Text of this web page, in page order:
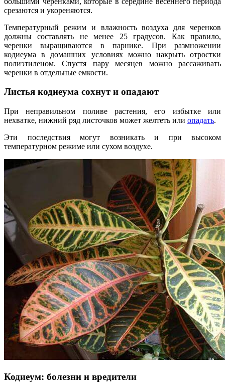
срезаются и укореняются.
Температурный режим и влажность воздуха для черенков
должны составлять не менее 25 градусов. Как правило,
черенки выращиваются в парнике. При размножении
кодиеума в домашних условиях можно накрыть отростки
полиэтиленом. Спустя пару месяцев можно рассаживать
черенки в отдельные емкости.
Листья кодиеума сохнут и опадают
При неправильном поливе растения, его избытке или
нехватке, нижний ряд листочков может желтеть или опадать.
Эти последствия могут возникать и при высоком
температурном режиме или сухом воздухе.
Кодиеум: болезни и вредители